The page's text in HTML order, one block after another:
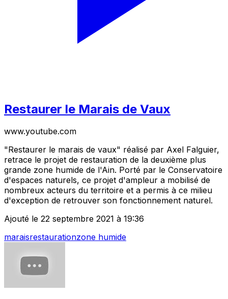
Restaurer le Marais de Vaux
www.youtube.com
"Restaurer le marais de vaux" réalisé par Axel Falguier,
retrace le projet de restauration de la deuxième plus
grande zone humide de l'Ain. Porté par le Conservatoire
d'espaces naturels, ce projet d'ampleur a mobilisé de
nombreux acteurs du territoire et a permis à ce milieu
d'exception de retrouver son fonctionnement naturel.
Ajouté le 22 septembre 2021 à 19:36
maraisrestaurationzone humide